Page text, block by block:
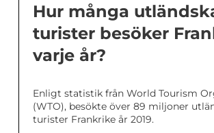
Hur många
turister besöker
varje år?
Enligt statistik från World Tourism
(WTO), besökte över 89 miljoner
turister Frankrike år 2019.